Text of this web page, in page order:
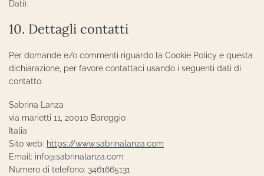
Dati).
10. Dettagli contatti
Per domande e/o commenti riguardo la Cookie Policy e questa
dichiarazione, per favore contattaci usando i seguenti dati di
contatto:
Sabrina Lanza
via marietti 11, 20010 Bareggio
Italia
Sito web: https://www.sabrinalanza.com
Email: info@sabrinalanza.com
Numero di telefono: 3461665131